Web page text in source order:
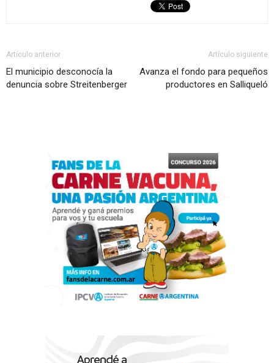
Artículo anterior
El municipio desconocía la
denuncia sobre Streitenberger
Artículo siguiente
Avanza el fondo para pequeños
productores en Salliqueló